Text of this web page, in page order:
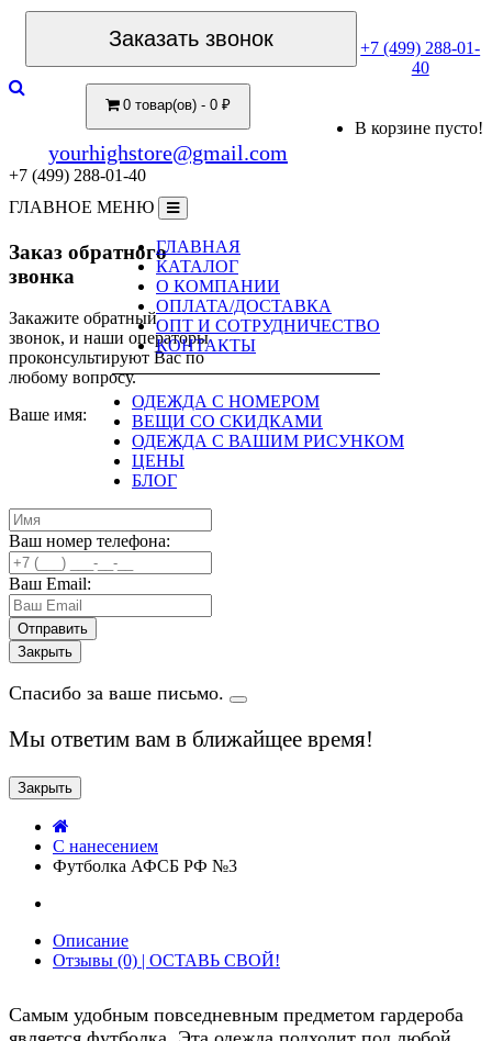
Заказать звонок
+7 (499) 288-01-
40
0 товар(ов) - 0 ₽
В корзине пусто!
yourhighstore@gmail.com
+7 (499) 288-01-40
ГЛАВНОЕ МЕНЮ
ГЛАВНАЯ
КАТАЛОГ
О КОМПАНИИ
ОПЛАТА/ДОСТАВКА
ОПТ И СОТРУДНИЧЕСТВО
КОНТАКТЫ
ОДЕЖДА С НОМЕРОМ
ВЕЩИ СО СКИДКАМИ
ОДЕЖДА С ВАШИМ РИСУНКОМ
ЦЕНЫ
БЛОГ
Заказ обратного
звонка
Закажите обратный
звонок, и наши операторы
проконсультируют Вас по
любому вопросу.
Ваше имя:
Ваш номер телефона:
Ваш Email:
Закрыть
Спасибо за ваше письмо.
Мы ответим вам в ближайщее время!
Закрыть
C нанесением
Футболка АФСБ РФ №3
Описание
Отзывы (0) | ОСТАВЬ СВОЙ!
Самым удобным повседневным предметом гардероба